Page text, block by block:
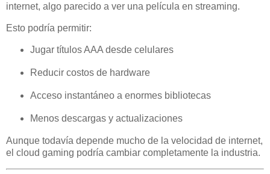
internet, algo parecido a ver una película en streaming.
Esto podría permitir:
Jugar títulos AAA desde celulares
Reducir costos de hardware
Acceso instantáneo a enormes bibliotecas
Menos descargas y actualizaciones
Aunque todavía depende mucho de la velocidad de internet,
el cloud gaming podría cambiar completamente la industria.